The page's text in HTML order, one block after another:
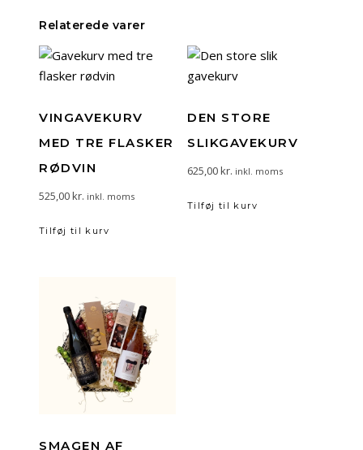
Relaterede varer
VINGAVEKURV
MED TRE FLASKER
RØDVIN
525,00kr. inkl. moms
Tilføj til kurv
DEN STORE
SLIKGAVEKURV
625,00kr. inkl. moms
Tilføj til kurv
SMAGEN AF